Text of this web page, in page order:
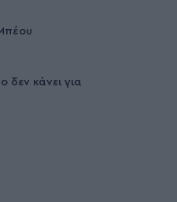
δεν κάνει για